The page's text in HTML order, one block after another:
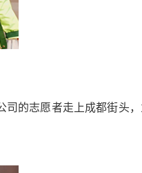
的志愿者走上成都街头